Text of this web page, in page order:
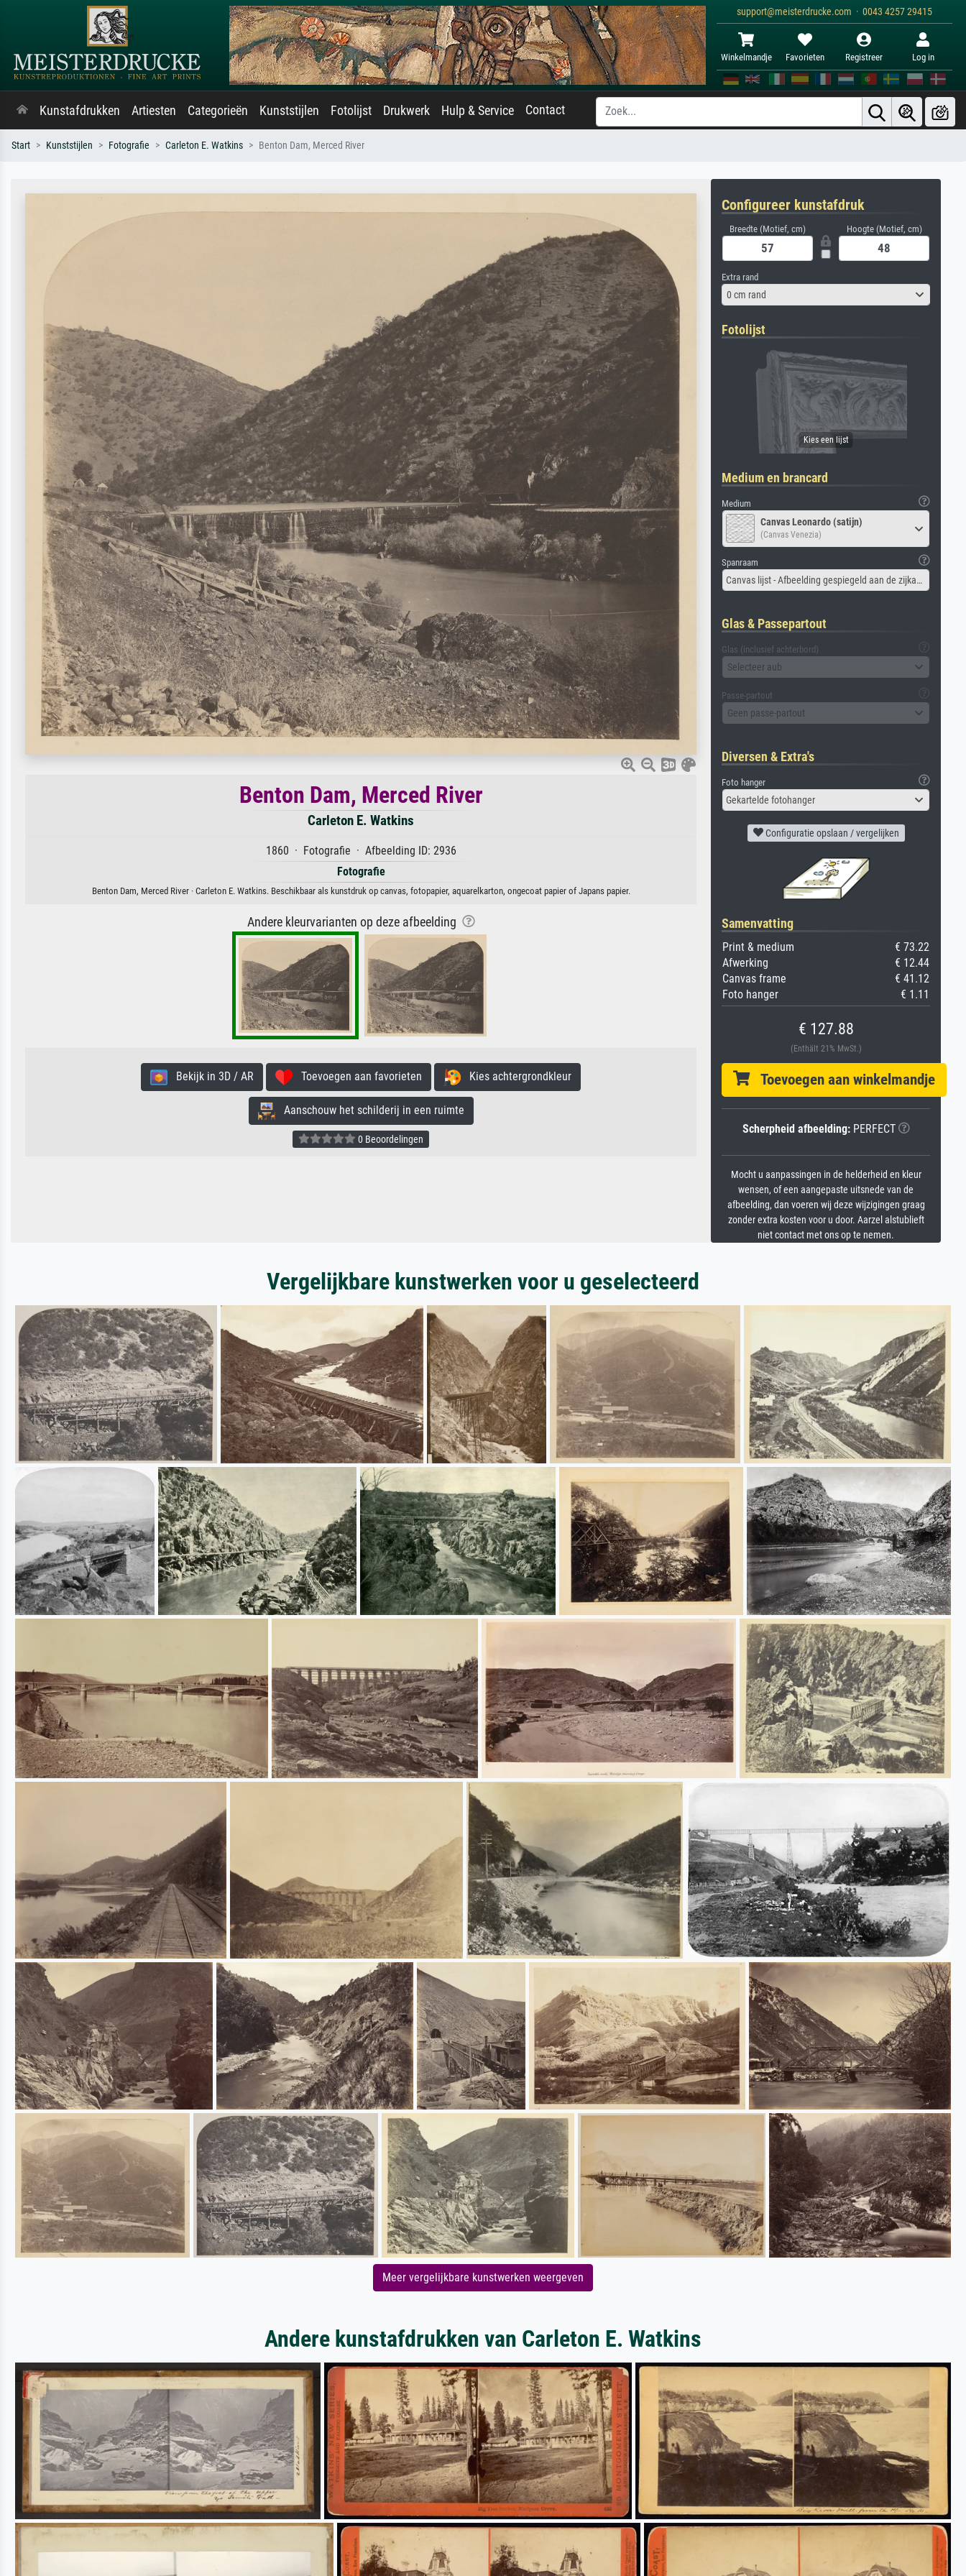
support@meisterdrucke.com · 0043 4257 29415
Winkelmandje Favorieten Registreer Log in
Kunstafdrukken Artiesten Categorieën Kunststijlen Fotolijst Drukwerk Hulp & Service Contact
Start Kunststijlen Fotografie Carleton E. Watkins Benton Dam, Merced River
Benton Dam, Merced River
Carleton E. Watkins
1860 · Fotografie · Afbeelding ID: 2936
Fotografie
Benton Dam, Merced River · Carleton E. Watkins. Beschikbaar als kunstdruk op canvas, fotopapier, aquarelkarton, ongecoat papier of Japans papier.
Andere kleurvarianten op deze afbeelding
Bekijk in 3D / AR Toevoegen aan favorieten Kies achtergrondkleur
Aanschouw het schilderij in een ruimte
0 Beoordelingen
Configureer kunstafdruk
Breedte (Motief, cm) Hoogte (Motief, cm)
Extra rand
0 cm rand
Fotolijst
Medium en brancard
Medium
Canvas Leonardo (satijn)
(Canvas Venezia)
Spanraam
Canvas lijst - Afbeelding gespiegeld aan de zijkant
Glas & Passepartout
Glas (inclusief achterbord)
Selecteer aub
Passe-partout
Geen passe-partout
Diversen & Extra's
Foto hanger
Gekartelde fotohanger
Configuratie opslaan / vergelijken
Samenvatting
Print & medium
€ 73.22
Afwerking
€ 12.44
Canvas frame
€ 41.12
Foto hanger
€ 1.11
€ 127.88
(Enthält 21% MwSt.)
Toevoegen aan winkelmandje
Scherpheid afbeelding:PERFECT
Mocht u aanpassingen in de helderheid en kleur
wensen, of een aangepaste uitsnede van de
afbeelding, dan voeren wij deze wijzigingen graag
zonder extra kosten voor u door. Aarzel alstublieft
niet contact met ons op te nemen.
Vergelijkbare kunstwerken voor u geselecteerd
Meer vergelijkbare kunstwerken weergeven
Andere kunstafdrukken van Carleton E. Watkins